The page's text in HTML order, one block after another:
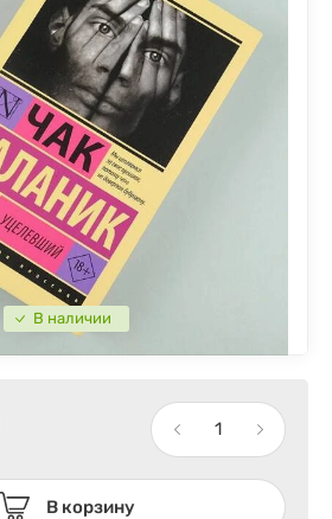
В наличии
В корзину